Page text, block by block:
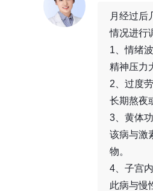
月经过后
情况进行
1、情绪
精神压力
2、过度
长期熬夜
3、黄体
该病与激
物。
4、子宫
此病与慢